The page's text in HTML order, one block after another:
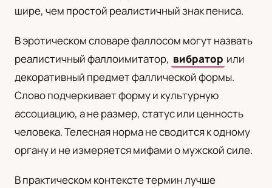
шире, чем простой реалистичный знак пениса.
В эротическом словаре фаллосом могут назвать
реалистичный фаллоимитатор, вибратор или
декоративный предмет фаллической формы.
Слово подчеркивает форму и культурную
ассоциацию, а не размер, статус или ценность
человека. Телесная норма не сводится к одному
органу и не измеряется мифами о мужской силе.
В практическом контексте термин лучше